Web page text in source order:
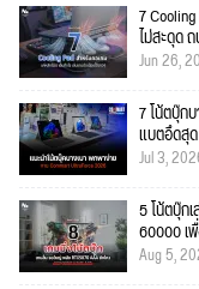
7
ไม่สะดุด
Jun 26,
7 โน้ตบุ๊ก
แบตอึดสุ
Jul 3,
5 โน้ตบุ๊ก
60000 เ
Aug 5,